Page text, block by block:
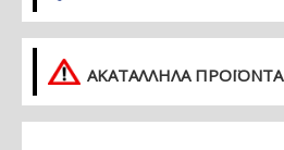
ΑΚΑΤΑΛΛΗΛΑ ΠΡΟΪΟΝΤΑ